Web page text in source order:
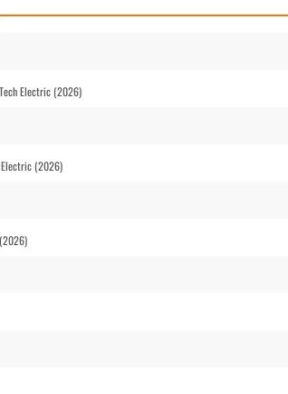
Electric (2026)
Electric (2026)